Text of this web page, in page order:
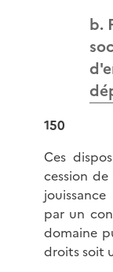
b.
150
Ces
cession
par un
domaine
droits soit